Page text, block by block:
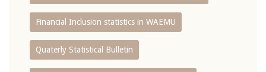
Financial Inclusion statistics in WAEMU
Quaterly Statistical Bulletin